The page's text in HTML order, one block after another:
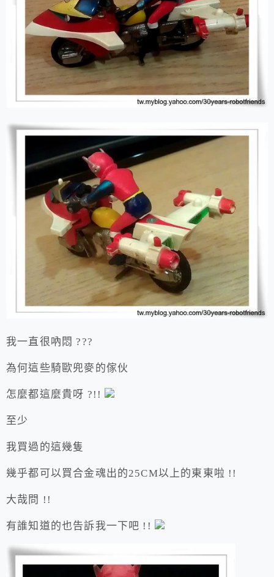
我一直很吶悶 ???
為何這些騎歐兜麥的傢伙
怎麼都這麼貴呀 ?!!
至少
我買過的這幾隻
幾乎都可以買合金魂出的25CM以上的東東啦 !!
大哉問 !!
有誰知道的也告訴我一下吧 !!